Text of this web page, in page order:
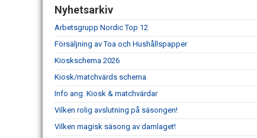
Nyhetsarkiv
Arbetsgrupp Nordic Top 12
Försäljning av Toa och Hushållspapper
Kioskschema 2026
Kiosk/matchvärds schema
Info ang. Kiosk & matchvärdar
Vilken rolig avslutning på säsongen!
Vilken magisk säsong av damlaget!